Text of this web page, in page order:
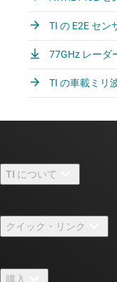
TI の E2E セン
77GHz レーダ
TI の車載ミリ
TI について
採用情報
ニュース
クイック・リンク
購入